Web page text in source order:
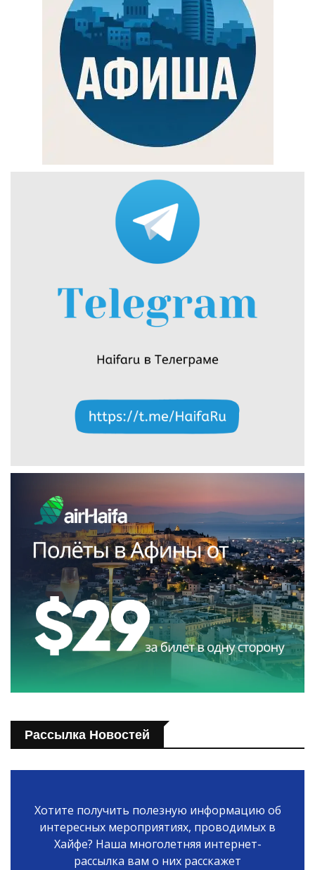
Рассылка Новостей
Хотите получить полезную информацию об
интересных мероприятиях, проводимых в
Хайфе? Наша многолетняя интернет-
рассылка вам о них расскажет